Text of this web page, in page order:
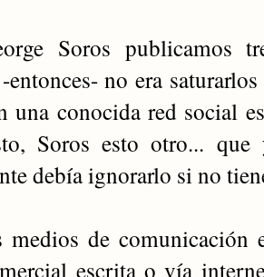
Soros publicamos
no era
una conocida red social
Soros esto otro...
debía ignorarlo si no
medios de comunicación
escrita o vía